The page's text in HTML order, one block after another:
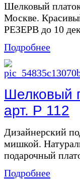
Шелковый
Москве.
РЕЗЕРВ до 10
Подробнее
Шелковый
арт. Р 112
Дизайнерский
мишкой.
подарочный
Подробнее